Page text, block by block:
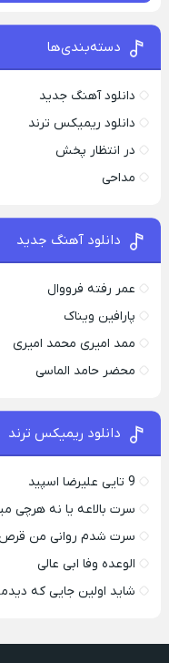
دسته‌بندی‌ها
دانلود آهنگ جدید
دانلود ریمیکس ترند
در انتظار پخش
مداحی
دانلود آهنگ جدید
عمر رفته فرووال
پارافين ویناک
ممد امیری محمد امیری
محضر حامد الماسی
دانلود ریمیکس ترند
9 تایی علیرضا اسپید
سرت بالاعه یا نه هرچی
سرت شدم روانی من قرص
الوعده وفا ابی عالی
شاید اولین جایی که